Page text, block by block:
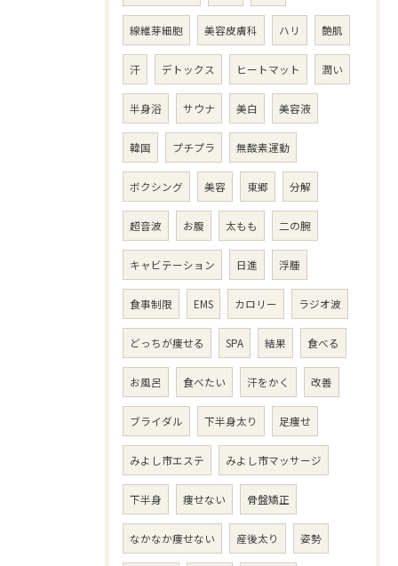
線維芽細胞 美容皮膚科 ハリ 艶肌
汗 デトックス ヒートマット 潤い
半身浴 サウナ 美白 美容液
韓国 プチプラ 無酸素運動
ボクシング 美容 東郷 分解
超音波 お腹 太もも 二の腕
キャビテーション 日進 浮腫
食事制限 EMS カロリー ラジオ波
どっちが痩せる SPA 結果 食べる
お風呂 食べたい 汗をかく 改善
ブライダル 下半身太り 足痩せ
みよし市エステ みよし市マッサージ
下半身 痩せない 骨盤矯正
なかなか痩せない 産後太り 姿勢